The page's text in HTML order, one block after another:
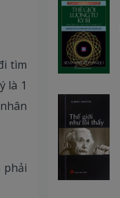
tìm
là 1
phải